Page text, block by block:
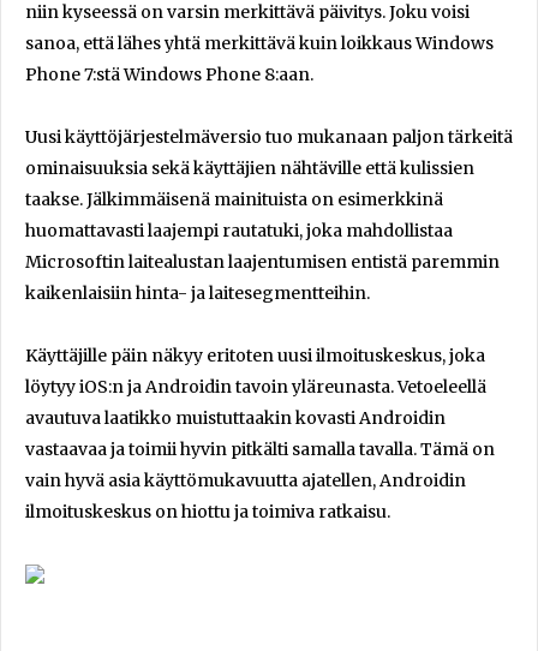
niin kyseessä on varsin merkittävä päivitys. Joku voisi
sanoa, että lähes yhtä merkittävä kuin loikkaus Windows
Phone 7:stä Windows Phone 8:aan.
Uusi käyttöjärjestelmäversio tuo mukanaan paljon tärkeitä
ominaisuuksia sekä käyttäjien nähtäville että kulissien
taakse. Jälkimmäisenä mainituista on esimerkkinä
huomattavasti laajempi rautatuki, joka mahdollistaa
Microsoftin laitealustan laajentumisen entistä paremmin
kaikenlaisiin hinta- ja laitesegmentteihin.
Käyttäjille päin näkyy eritoten uusi ilmoituskeskus, joka
löytyy iOS:n ja Androidin tavoin yläreunasta. Vetoeleellä
avautuva laatikko muistuttaakin kovasti Androidin
vastaavaa ja toimii hyvin pitkälti samalla tavalla. Tämä on
vain hyvä asia käyttömukavuutta ajatellen, Androidin
ilmoituskeskus on hiottu ja toimiva ratkaisu.